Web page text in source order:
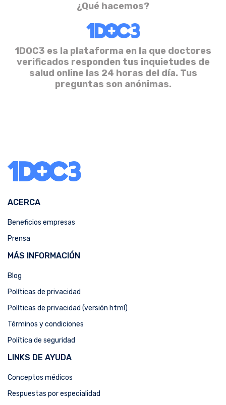
¿Qué hacemos?
1DOC3 es la plataforma en la que doctores
verificados responden tus inquietudes de
salud online las 24 horas del día. Tus
preguntas son anónimas.
ACERCA
Beneficios empresas
Prensa
MÁS INFORMACIÓN
Blog
Políticas de privacidad
Políticas de privacidad (versión html)
Términos y condiciones
Política de seguridad
LINKS DE AYUDA
Conceptos médicos
Respuestas por especialidad